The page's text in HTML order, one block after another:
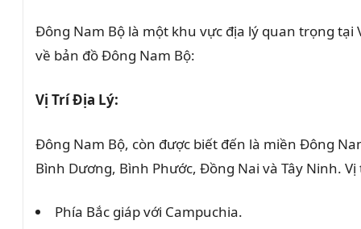
Đông Nam Bộ là một khu vực địa lý quan trọng
về bản đồ Đông Nam Bộ:
Vị Trí Địa Lý:
Đông Nam Bộ, còn được biết đến là miền Đông
Bình Dương, Bình Phước, Đồng Nai và Tây Ninh.
Phía Bắc giáp với Campuchia.